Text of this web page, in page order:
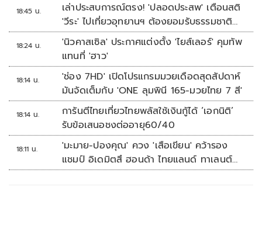
18:45 น.
เล่าประสบการณ์ตรง! 'ปลอดประสพ' เตือนสติ
'วีระ' ไปเที่ยวอุทยานฯ ต้องยอมรับธรรมชาติ
ดิบๆให้ได้
18:24 น.
'นิวคาสเซิล' ประกาศแต่งตั้ง 'ไยส์เลอร์' คุมทัพ
แทนที่ 'ฮาว'
18:14 น.
'ช่อง 7HD' เปิดโปรแกรมมวยเดือดสุดสัปดาห์
มันจัดเต็มกับ 'ONE ลุมพินี 165-มวยไทย 7 สี'
18:14 น.
การันตีไทยเที่ยวไทยพลัสใช้เงินกู้ได้ ‘เอกนิติ’
รับข้อเสนอชงต่ออายุ60/40
18:11 น.
'มะมาย-ปองคุณ' ควง 'เสือเขียน' คว้ารอง
แชมป์ อิเดมิตสึ ฮอนด้า ไทยแลนด์ ทาเลนต์
คัพ สนาม 3